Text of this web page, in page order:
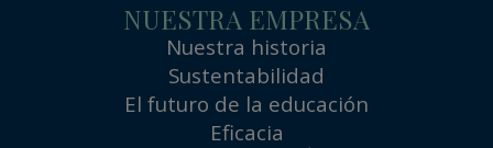
NUESTRA EMPRESA
Nuestra historia
Sustentabilidad
El futuro de la educación
Eficacia